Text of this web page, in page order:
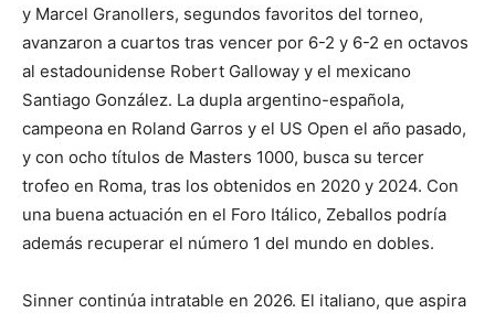
y Marcel Granollers, segundos favoritos del torneo,
avanzaron a cuartos tras vencer por 6-2 y 6-2 en octavos
al estadounidense Robert Galloway y el mexicano
Santiago González. La dupla argentino-española,
campeona en Roland Garros y el US Open el año pasado,
y con ocho títulos de Masters 1000, busca su tercer
trofeo en Roma, tras los obtenidos en 2020 y 2024. Con
una buena actuación en el Foro Itálico, Zeballos podría
además recuperar el número 1 del mundo en dobles.
Sinner continúa intratable en 2026. El italiano, que aspira